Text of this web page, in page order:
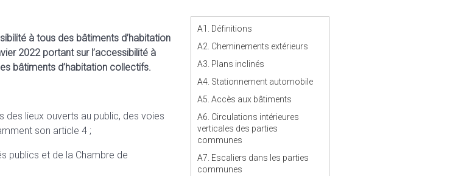
à tous des bâtiments d’habitation
2022 portant sur l’accessibilité à
bâtiments d’habitation collectifs.
des lieux ouverts au public, des voies
son article 4 ;
publics et de la Chambre de
A1. Définitions
A2. Cheminements extérieurs
A3. Plans inclinés
A4. Stationnement automobile
A5. Accès aux bâtiments
A6. Circulations intérieures
verticales des parties
communes
A7. Escaliers dans les parties
communes